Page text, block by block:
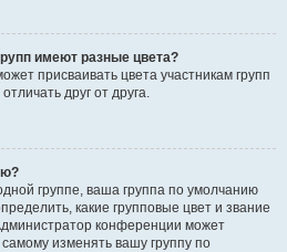
имеют разные цвета?
присваивать цвета участникам групп
друг от друга.
группе, ваша группа по умолчанию
какие групповые цвет и звание
конференции может
изменять вашу группу по